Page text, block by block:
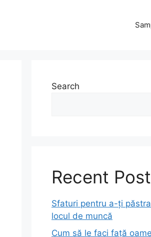
Search
Recent
Sfaturi pentru a-ți
locul de muncă
Cum să le faci față